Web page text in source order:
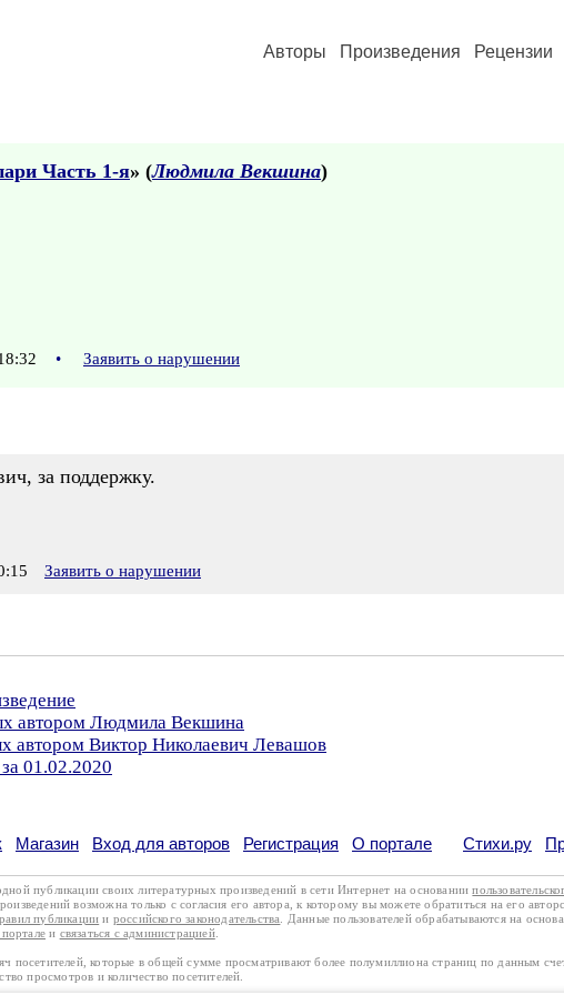
Авторы Произведения Рецензии
Часть 1-я» (Людмила Векшина)
• Заявить о нарушении
за поддержку.
Заявить о нарушении
автором Людмила Векшина
автором Виктор Николаевич Левашов
01.02.2020
Магазин Вход для авторов Регистрация О портале Стихи.ру
публикации своих литературных произведений в сети Интернет на основании
возможна только с согласия его автора, к которому вы можете обратиться на его
публикации и российского законодательства . Данные пользователей обрабатываются на
и связаться с администрацией.
посетителей, которые в общей сумме просматривают более полумиллиона страниц по данным
просмотров и количество посетителей.